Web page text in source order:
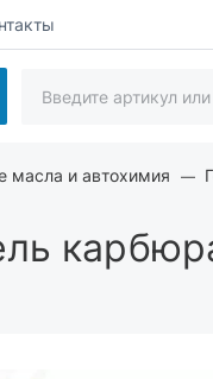
масла и автохимия